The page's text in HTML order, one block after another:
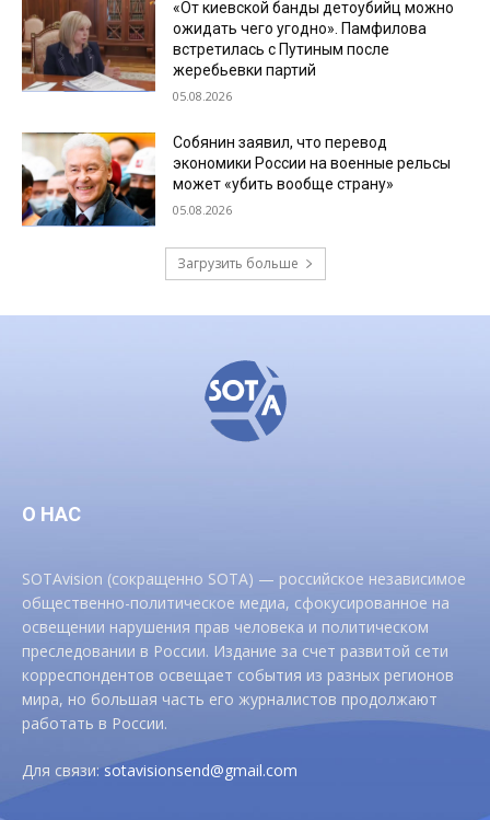
«От киевской банды детоубийц можно
ожидать чего угодно». Памфилова
встретилась с Путиным после
жеребьевки партий
05.08.2026
Собянин заявил, что перевод
экономики России на военные рельсы
может «убить вообще страну»
05.08.2026
Загрузить больше
О НАС
SOTAvision (сокращенно SOTA) — российское независимое
общественно-политическое медиа, сфокусированное на
освещении нарушения прав человека и политическом
преследовании в России. Издание за счет развитой сети
корреспондентов освещает события из разных регионов
мира, но большая часть его журналистов продолжают
работать в России.
Для связи:sotavisionsend@gmail.com